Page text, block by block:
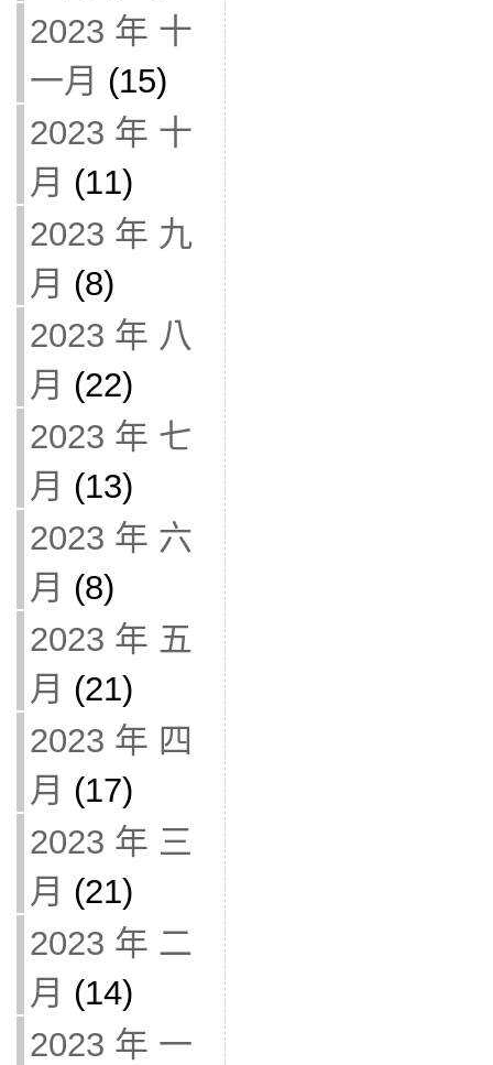
2023 年 十
一月 (15)
2023 年 十
月 (11)
2023 年 九
月 (8)
2023 年 八
月 (22)
2023 年 七
月 (13)
2023 年 六
月 (8)
2023 年 五
月 (21)
2023 年 四
月 (17)
2023 年 三
月 (21)
2023 年 二
月 (14)
2023 年 一